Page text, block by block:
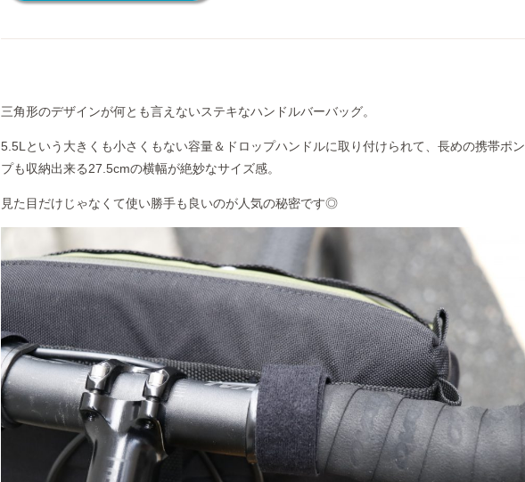
三角形のデザインが何とも言えないステキなハンドルバーバッグ。
5.5Lという大きくも小さくもない容量＆ドロップハンドルに取り付けられて、長めの携帯ポン
プも収納出来る27.5cmの横幅が絶妙なサイズ感。
見た目だけじゃなくて使い勝手も良いのが人気の秘密です◎